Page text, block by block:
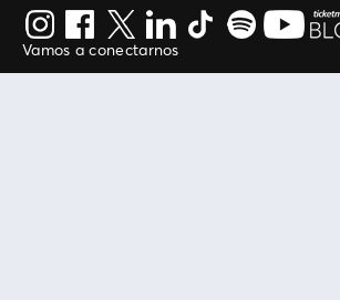
Vamos a conectarnos